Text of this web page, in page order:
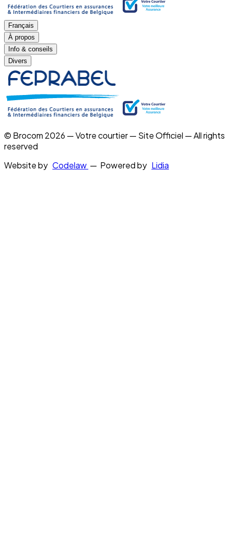
Français
À propos
Info & conseils
Divers
© Brocom 2026 — Votre courtier — Site Officiel — All rights
reserved
Website by Codelaw — Powered by Lidia